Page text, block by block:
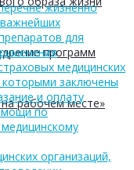
программ
рабочем месте»
жизненно
для
медицинских
которыми заключены
и оплату
по
организаций,